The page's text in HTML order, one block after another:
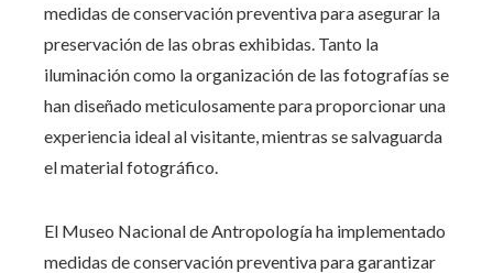
medidas de conservación preventiva para asegurar la
preservación de las obras exhibidas. Tanto la
iluminación como la organización de las fotografías se
han diseñado meticulosamente para proporcionar una
experiencia ideal al visitante, mientras se salvaguarda
el material fotográfico.
El Museo Nacional de Antropología ha implementado
medidas de conservación preventiva para garantizar